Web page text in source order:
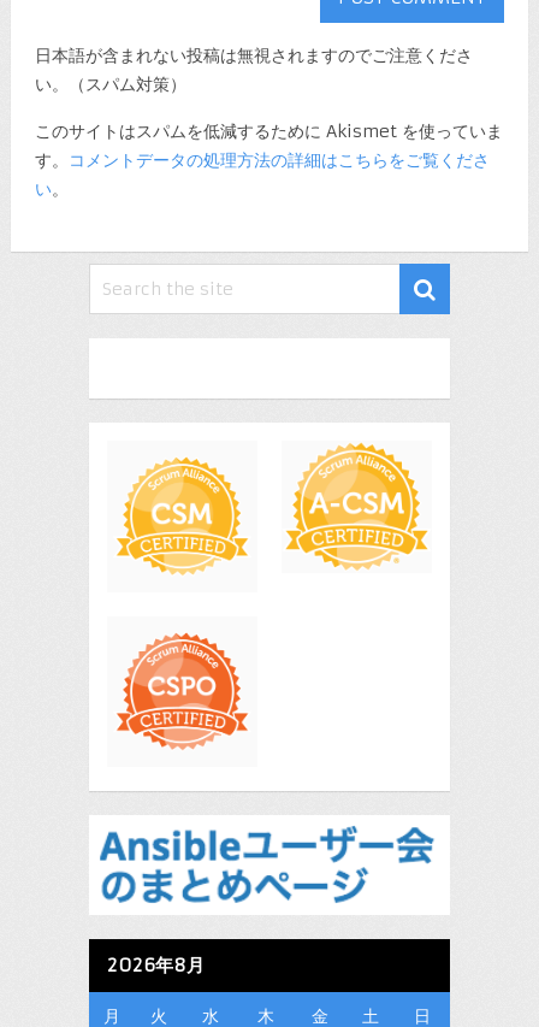
日本語が含まれない投稿は無視されますのでご注意くださ
い。（スパム対策）
このサイトはスパムを低減するために Akismet を使っていま
す。
コメントデータの処理方法の詳細はこちらをご覧くださ
い。
2026年8月
月 火 水 木 金 土 日